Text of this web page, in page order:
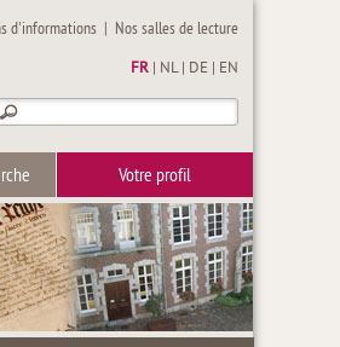
d'informations | Nos salles de lecture
FR NL| DE EN
Votre profil